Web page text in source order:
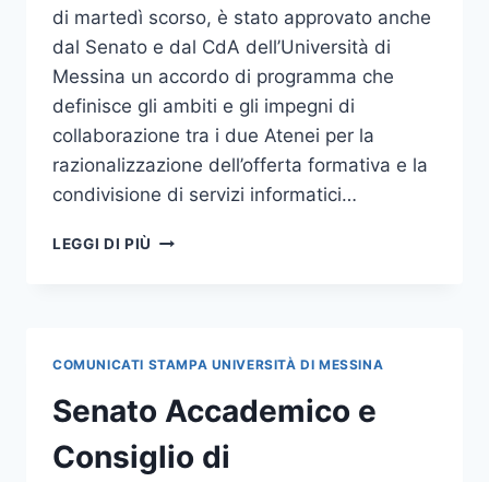
di martedì scorso, è stato approvato anche
dal Senato e dal CdA dell’Università di
Messina un accordo di programma che
definisce gli ambiti e gli impegni di
collaborazione tra i due Atenei per la
razionalizzazione dell’offerta formativa e la
condivisione di servizi informatici…
LEGGI DI PIÙ SENATO
L’UNIVERSITÀ
DI
REGGIO
CALABRIA
COMUNICATI STAMPA UNIVERSITÀ DI MESSINA
Senato Accademico e
Consiglio di